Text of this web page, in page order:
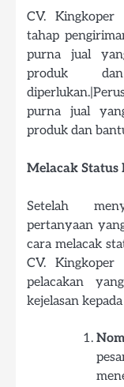
CV.
tahap
purna jual
produk
purna jual
produk dan
Melacak Status
Setelah
pertanyaan
cara melacak
CV. Kingkoper
pelacakan
kejelasan